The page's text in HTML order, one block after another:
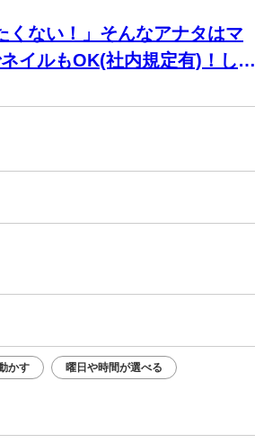
くない！」そんなアナタはマ
イルもOK(社内規定有)！しか
かす 曜日や時間が選べる